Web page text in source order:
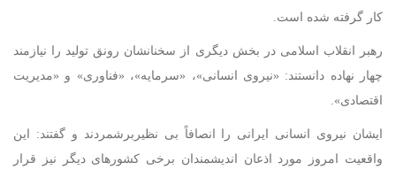
کار گرفته شده است.
رهبر انقلاب اسلامی در بخش دیگری از سخنانشان رونق تولید را نیازمند
چهار نهاده دانستند: «نیروی انسانی»، «سرمایه»، «فناوری» و «مدیریت
اقتصادی».
ایشان نیروی انسانی ایرانی را انصافاً بی نظیربرشمردند و گفتند: این
واقعیت امروز مورد اذعان اندیشمندان برخی کشورهای دیگر نیز قرار